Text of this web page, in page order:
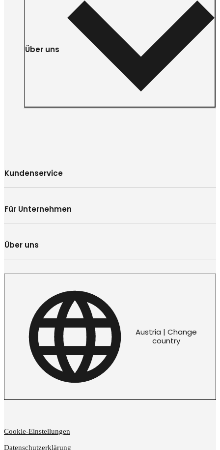
Über uns
Kundenservice
Für Unternehmen
Über uns
Austria | Change
country
Cookie-Einstellungen
Datenschutzerklärung